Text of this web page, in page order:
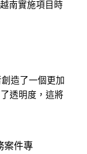
南實施項目時
造了一個更加
透明度，這將
案件專